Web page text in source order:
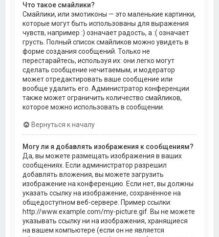
Что такое смайлики?
Смайлики, или эмотиконы — это маленькие картинки,
которые могут быть использованы для выражения
чувств, например :) означает радость, а :( означает
грусть. Полный список смайликов можно увидеть в
форме создания сообщений. Только не
перестарайтесь, используя их: они легко могут
сделать сообщение нечитаемым, и модератор
может отредактировать ваше сообщение или
вообще удалить его. Администратор конференции
также может ограничить количество смайликов,
которое можно использовать в сообщении.
Вернуться к началу
Могу ли я добавлять изображения к сообщениям?
Да, вы можете размещать изображения в ваших
сообщениях. Если администратор разрешил
добавлять вложения, вы можете загрузить
изображение на конференцию. Если нет, вы должны
указать ссылку на изображение, сохранённое на
общедоступном веб-сервере. Пример ссылки:
http://www.example.com/my-picture.gif. Вы не можете
указывать ссылку ни на изображения, хранящиеся
на вашем компьютере (если он не является